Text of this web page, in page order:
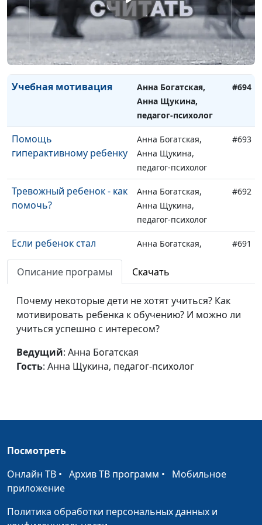
педагог-психолог
Помочь ребенку
выбрать профессию
Анна Богатская,
Анна Щукина,
педагог-психолог
#695
Учебная мотивация
Анна Богатская,
Анна Щукина,
педагог-психолог
#694
Помощь
гиперактивному ребенку
Анна Богатская,
Анна Щукина,
педагог-психолог
#693
Тревожный ребенок - как
помочь?
Анна Богатская,
Анна Щукина,
педагог-психолог
#692
Если ребенок стал
изгоем
Анна Богатская,
педагог-психолог
#691
Социальная адаптация
ребенка
Анна Щукина,
педагог-психолог
Зачем ребенку раннее
развитие?
Почему ребенок ведет
педагог-психолог
домашнее воспитание?
Анна Щукина,
Описание програмы Скачать
Почему некоторые дети не хотят учиться? Как
мотивировать ребенка к обучению? И можно ли
учиться успешно с интересом?
Ведущий: Анна Богатская
Гость: Анна Щукина, педагог-психолог
Посмотреть
Онлайн ТВ • Архив ТВ программ • Мобильное
приложение
Политика обработки персональных данных и